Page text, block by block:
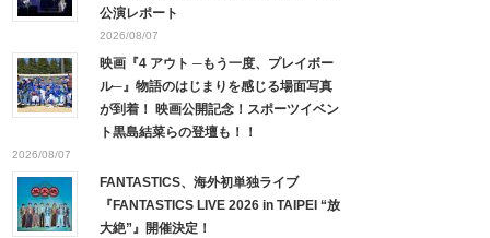
公演レポート
2026/08/07
映画『4 アウト ─もう一度、プレイボー
ル─』物語のはじまりを感じる場面写真
が到着！ 映画公開記念！スポーツイベン
ト黒島結菜らの登壇も！！
2026/08/07
FANTASTICS、海外初単独ライブ
『FANTASTICS LIVE 2026 in TAIPEI “放
大絶”』開催決定！